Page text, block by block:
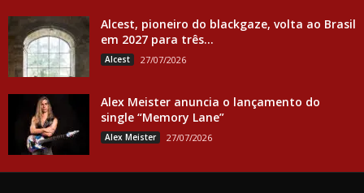
Alcest, pioneiro do blackgaze, volta ao Brasil
em 2027 para três...
Alcest 27/07/2026
Alex Meister anuncia o lançamento do
single “Memory Lane”
Alex Meister 27/07/2026